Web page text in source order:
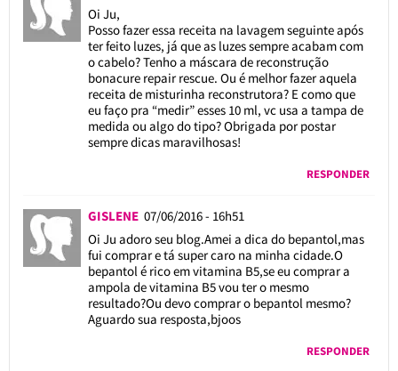
Oi Ju,
Posso fazer essa receita na lavagem seguinte após
ter feito luzes, já que as luzes sempre acabam com
o cabelo? Tenho a máscara de reconstrução
bonacure repair rescue. Ou é melhor fazer aquela
receita de misturinha reconstrutora? E como que
eu faço pra “medir” esses 10 ml, vc usa a tampa de
medida ou algo do tipo? Obrigada por postar
sempre dicas maravilhosas!
RESPONDER
GISLENE 07/06/2016 - 16h51
Oi Ju adoro seu blog.Amei a dica do bepantol,mas
fui comprar e tá super caro na minha cidade.O
bepantol é rico em vitamina B5,se eu comprar a
ampola de vitamina B5 vou ter o mesmo
resultado?Ou devo comprar o bepantol mesmo?
Aguardo sua resposta,bjoos
RESPONDER